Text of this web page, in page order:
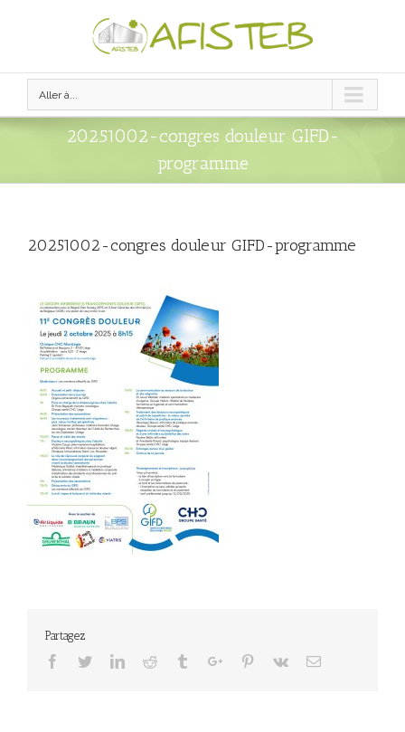
Aller à...
20251002-congres douleur GIFD-
programme
20251002-congres douleur GIFD-programme
Partagez
Facebook
TwitterLinkedinReddit TumblrGoogle+Pinterest
Vk Email